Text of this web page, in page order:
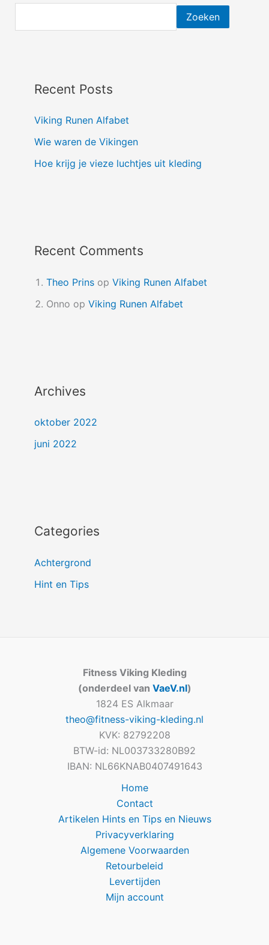
Zoeken
Recent Posts
Viking Runen Alfabet
Wie waren de Vikingen
Hoe krijg je vieze luchtjes uit kleding
Recent Comments
Theo Prinsop Viking Runen Alfabet
Onno op Viking Runen Alfabet
Archives
oktober 2022
juni 2022
Categories
Achtergrond
Hint en Tips
Fitness Viking Kleding
(onderdeel van VaeV.nl)
1824 ES Alkmaar
theo@fitness-viking-kleding.nl
KVK: 82792208
BTW-id: NL003733280B92
IBAN: NL66KNAB0407491643
Home
Contact
Artikelen Hints en Tips en Nieuws
Privacyverklaring
Algemene Voorwaarden
Retourbeleid
Levertijden
Mijn account